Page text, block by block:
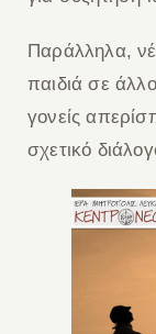
Παράλληλα,
παιδιά σε
γονείς
σχετικό